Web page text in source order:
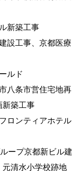
新築工事
設工事、京都医療
ルド
八条市営住宅地再
新築工事
ロンティアホテル
ープ京都新ビル建
元清水小学校跡地